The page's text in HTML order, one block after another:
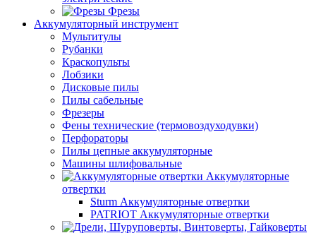
Фрезы
Аккумуляторный инструмент
Мультитулы
Рубанки
Краскопульты
Лобзики
Дисковые пилы
Пилы сабельные
Фрезеры
Фены технические (термовоздуходувки)
Перфораторы
Пилы цепные аккумуляторные
Машины шлифовальные
Аккумуляторные
отвертки
Sturm Аккумуляторные отвертки
PATRIOT Аккумуляторные отвертки